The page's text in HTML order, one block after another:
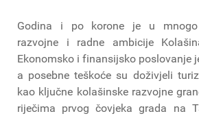
Godina i po korone je u mnogo
razvojne i radne ambicije
Ekonomsko i finansijsko poslovanje
a posebne teškoće su doživjeli
kao ključne kolašinske razvojne
riječima prvog čovjeka grada na